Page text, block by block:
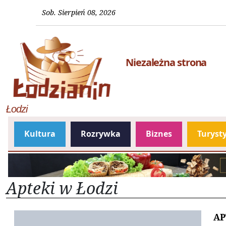
Sob. Sierpień 08, 2026
Niezależna strona
Łodzi
Kultura Rozrywka Biznes
Apteki w Łodzi